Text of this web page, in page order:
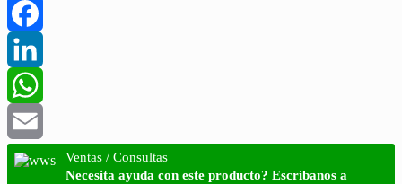
Facebook
LinkedIn
WhatsApp
Email
Ventas / Consultas
Necesita ayuda con este producto? Escríbanos a